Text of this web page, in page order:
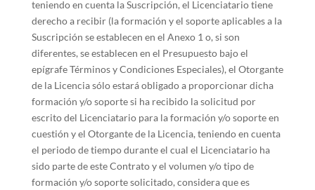
teniendo en cuenta la Suscripción, el Licenciatario tiene
derecho a recibir (la formación y el soporte aplicables a la
Suscripción se establecen en el Anexo 1 o, si son
diferentes, se establecen en el Presupuesto bajo el
epígrafe Términos y Condiciones Especiales), el Otorgante
de la Licencia sólo estará obligado a proporcionar dicha
formación y/o soporte si ha recibido la solicitud por
escrito del Licenciatario para la formación y/o soporte en
cuestión y el Otorgante de la Licencia, teniendo en cuenta
el periodo de tiempo durante el cual el Licenciatario ha
sido parte de este Contrato y el volumen y/o tipo de
formación y/o soporte solicitado, considera que es